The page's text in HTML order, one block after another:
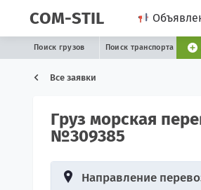
COM-STIL
Поиск грузов Поиск транспорта
Все заявки
Груз морская
№309385
Направление